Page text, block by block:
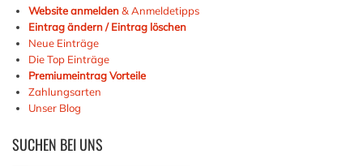
Website anmelden& Anmeldetipps
Eintrag ändern / Eintrag löschen
Neue Einträge
Die Top Einträge
Premiumeintrag Vorteile
Zahlungsarten
Unser Blog
SUCHEN BEI UNS